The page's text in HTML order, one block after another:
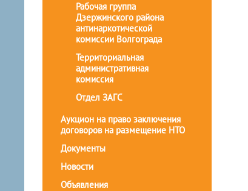
Рабочая группа
Дзержинского района
антинаркотической
комиссии Волгограда
Территориальная
административная
комиссия
Отдел ЗАГС
Аукцион на право заключения
договоров на размещение НТО
Документы
Новости
Объявления